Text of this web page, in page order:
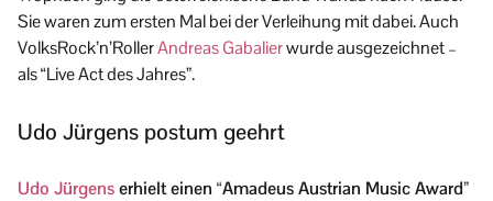
Sie waren zum ersten Mal bei der Verleihung mit dabei. Auch
VolksRock’n’RollerAndreas Gabalierwurde ausgezeichnet –
als “Live Act des Jahres”.
Udo Jürgens postum geehrt
Udo Jürgenserhielt einen “Amadeus Austrian Music Award”